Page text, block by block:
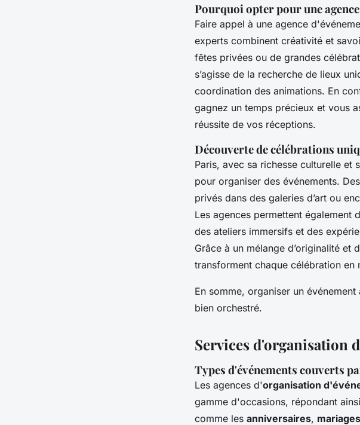
Pourquoi opter pour une
Faire appel à une agence
experts combinent créativité et
fêtes privées ou de grandes
s’agisse de la recherche de lieux
coordination des animations. En
gagnez un temps précieux et vous
réussite de vos réceptions.
Découverte de célébrations
Paris, avec sa richesse culturelle et
pour organiser des événements.
privés dans des galeries d’art ou
Les agences permettent
des ateliers immersifs et des
Grâce à un mélange d’originalité
transforment chaque célébration en
En somme, organiser un
bien orchestré.
Services d'organisation
Types d'événements couverts
Les agences d'organisation
gamme d'occasions, répondant
comme les anniversaires, mariages